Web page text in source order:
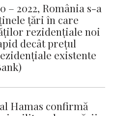
– 2022, România s-a
țări în care
rezidențiale noi
decât prețul
existente
Hamas confirmă